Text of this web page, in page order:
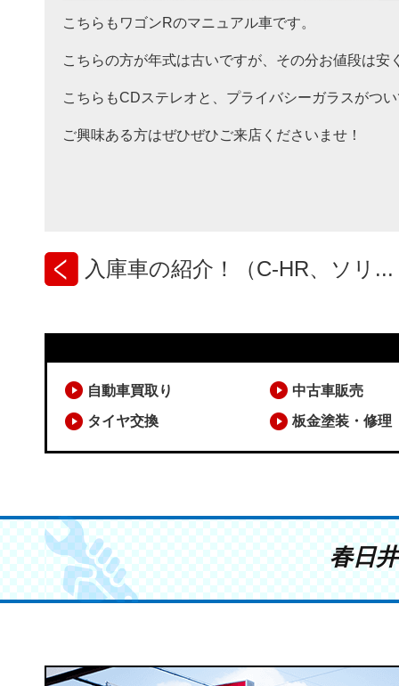
こちらもワゴンRのマニュアル車です。
こちらの方が年式は古いですが、その分お値段は安
こちらもCDステレオと、プライバシーガラスがつ
ご興味ある方はぜひぜひご来店くださいませ！
入庫車の紹介！（C-HR、ソリ...
自動車買取り 中古車販売
タイヤ交換 板金塗装・修理
春日